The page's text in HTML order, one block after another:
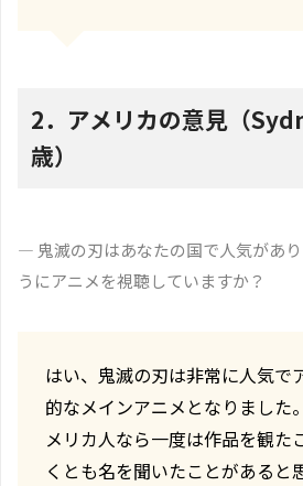
2．アメリカの意見（
歳）
― 鬼滅の刃はあなたの国で人気があ
うにアニメを視聴していますか？
はい、鬼滅の刃は非常に人気で
的なメインアニメとなりました
メリカ人なら一度は作品を観た
くとも名を聞いたことがあると